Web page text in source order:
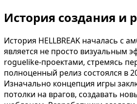
История создания и
История HELLBREAK началась с
является не просто визуальным
roguelike-проектами, стремясь
полноценный релиз состоялся в
Изначально концепция игры
потолки на врагов, создавать